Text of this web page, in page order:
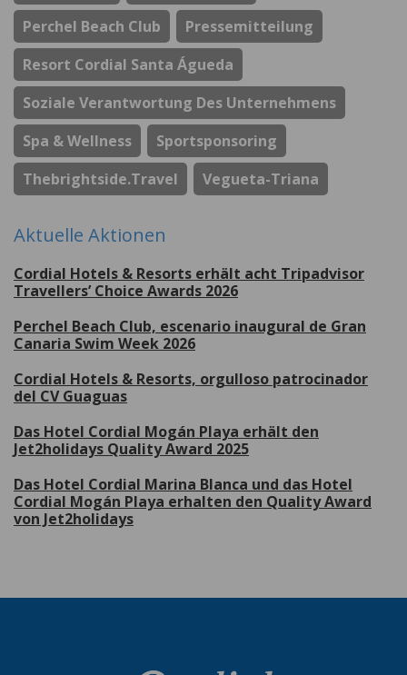
Perchel Beach Club
Pressemitteilung
Resort Cordial Santa Águeda
Soziale Verantwortung Des Unternehmens
Spa & Wellness
Sportsponsoring
Thebrightside.travel
Vegueta-Triana
Aktuelle Aktionen
Cordial Hotels & Resorts erhält acht Tripadvisor
Travellers’ Choice Awards 2026
Perchel Beach Club, escenario inaugural de Gran
Canaria Swim Week 2026
Cordial Hotels & Resorts, orgulloso patrocinador
del CV Guaguas
Das Hotel Cordial Mogán Playa erhält den
Jet2holidays Quality Award 2025
Das Hotel Cordial Marina Blanca und das Hotel
Cordial Mogán Playa erhalten den Quality Award
von Jet2holidays